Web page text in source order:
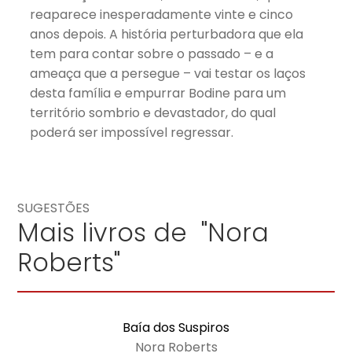
reaparece inesperadamente vinte e cinco
anos depois. A história perturbadora que ela
tem para contar sobre o passado – e a
ameaça que a persegue – vai testar os laços
desta família e empurrar Bodine para um
território sombrio e devastador, do qual
poderá ser impossível regressar.
SUGESTÕES
Mais livros de "Nora
Roberts"
Baía dos Suspiros
Nora Roberts